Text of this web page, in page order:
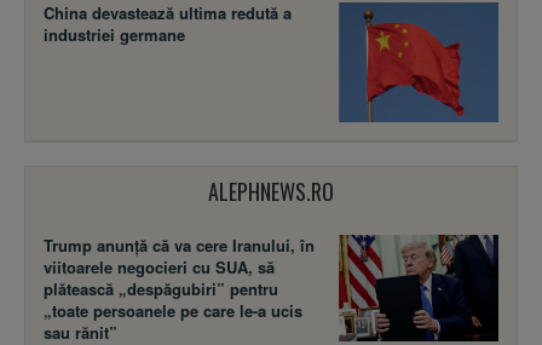
China devastează ultima redută a
industriei germane
ALEPHNEWS.RO
Trump anunță că va cere Iranului, în
viitoarele negocieri cu SUA, să
plătească „despăgubiri” pentru
„toate persoanele pe care le-a ucis
sau rănit”